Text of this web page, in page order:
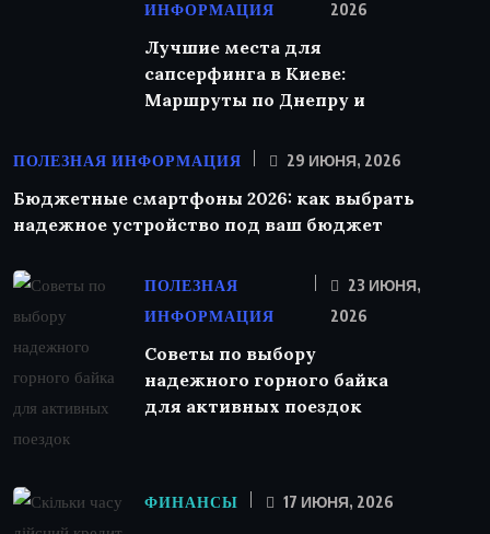
ИНФОРМАЦИЯ
2026
Лучшие места для
сапсерфинга в Киеве:
Маршруты по Днепру и
ПОЛЕЗНАЯ ИНФОРМАЦИЯ 29 ИЮНЯ, 2026
Бюджетные смартфоны 2026: как выбрать
надежное устройство под ваш бюджет
ПОЛЕЗНАЯ
ИНФОРМАЦИЯ
23 ИЮНЯ,
2026
Советы по выбору
надежного горного байка
для активных поездок
ФИНАНСЫ 17 ИЮНЯ, 2026